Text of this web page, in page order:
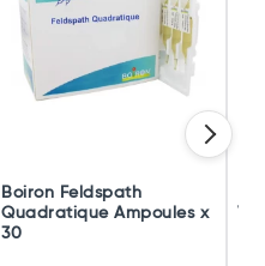
Boiron Feldspath
Quadratique Ampoules x
30